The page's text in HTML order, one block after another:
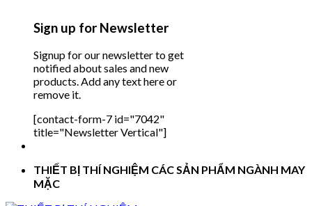
Sign up for Newsletter
Signup for our newsletter to get
notified about sales and new
products. Add any text here or
remove it.
[contact-form-7 id="7042"
title="Newsletter Vertical"]
THIẾT BỊ THÍ NGHIỆM CÁC SẢN PHẨM NGÀNH MAY
MẶC